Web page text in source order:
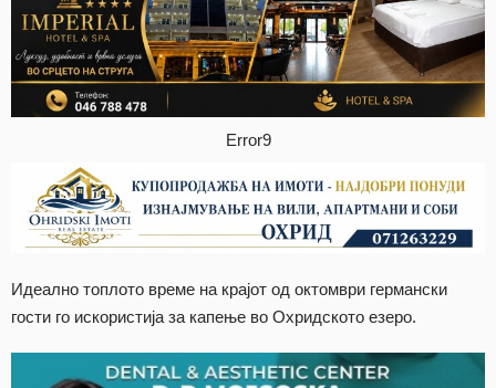
Error9
Идеално топлото време на крајот од октомври германски
гости го искористија за капење во Охридското езеро.